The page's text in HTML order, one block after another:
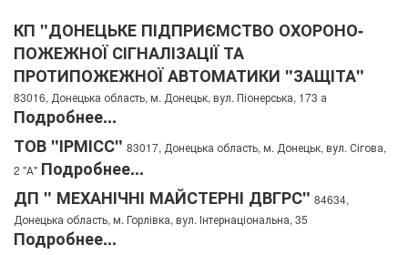
КП "ДОНЕЦЬКЕ ПІДПРИЄМСТВО ОХОРОНО-
ПОЖЕЖНОЇ СІГНАЛІЗАЦІЇ ТА
ПРОТИПОЖЕЖНОЇ АВТОМАТИКИ "ЗАЩІТА"
83016, Донецька область, м. Донецьк, вул. Піонерська, 173 а
Подробнее...
ТОВ "ІРМІСС" 83017, Донецька область, м. Донецьк, вул. Сігова,
2 "А" Подробнее...
ДП " МЕХАНІЧНІ МАЙСТЕРНІ ДВГРС" 84634,
Донецька область, м. Горлівка, вул. Інтернаціональна, 35
Подробнее...